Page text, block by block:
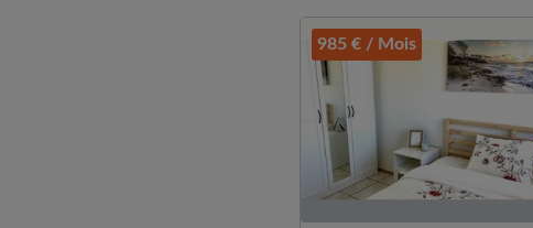
985 € / Mois